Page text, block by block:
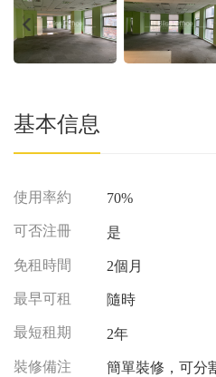
基本信息
使用率約 70%
可否注冊 是
免租時間 2個月
最早可租 隨時
最短租期 2年
裝修備注 簡單裝修，可